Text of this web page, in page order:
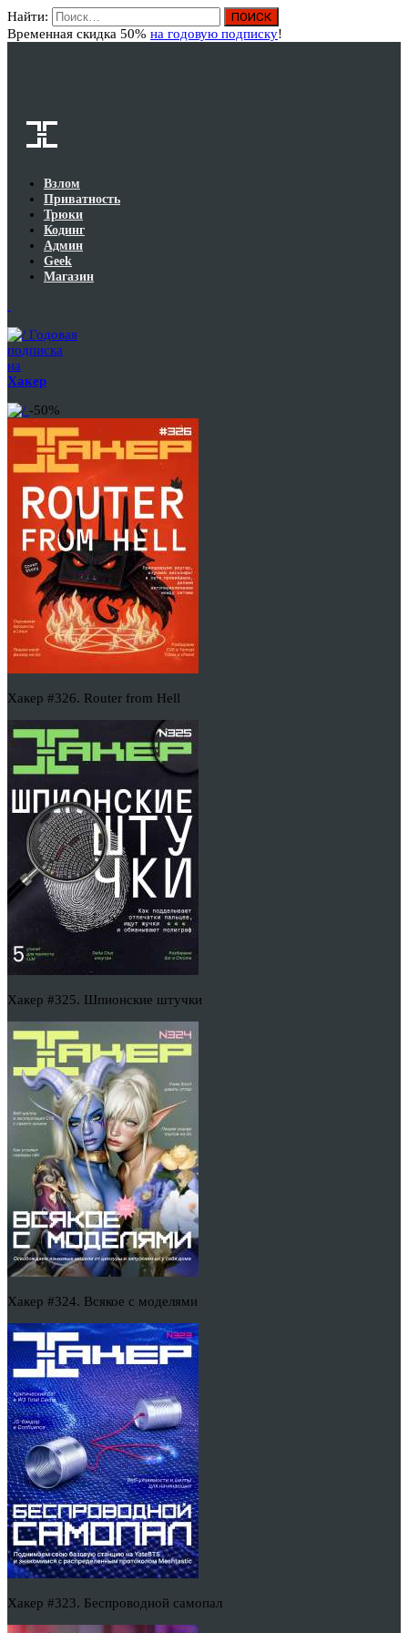
Найти:
Временная скидка 50% на годовую подписку!
Взлом
Приватность
Трюки
Кодинг
Админ
Geek
Магазин
Годовая
подписка
на
Хакер
-50%
Хакер #326. Router from Hell
Хакер #325. Шпионские штучки
Хакер #324. Всякое с моделями
Хакер #323. Беспроводной самопал